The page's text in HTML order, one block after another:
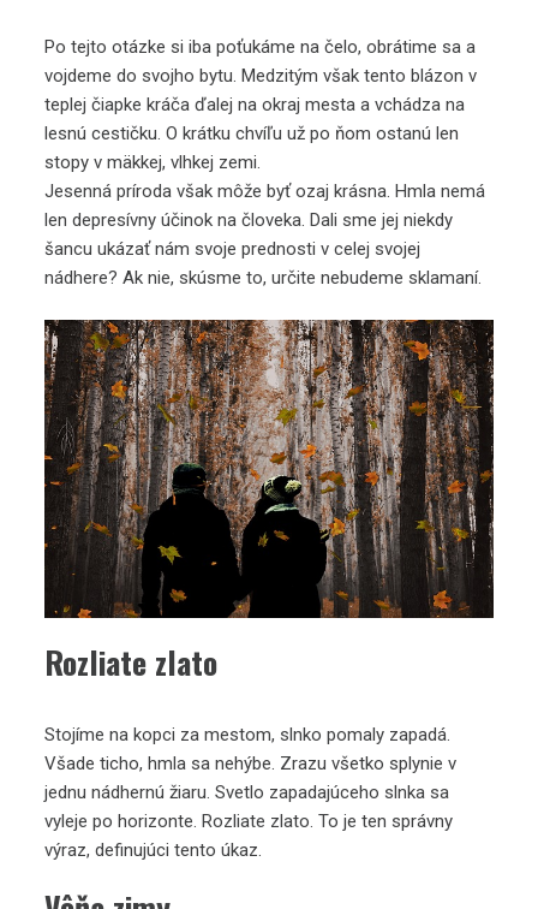
Po tejto otázke si iba poťukáme na čelo, obrátime sa a
vojdeme do svojho bytu. Medzitým však tento blázon v
teplej čiapke kráča ďalej na okraj mesta a vchádza na
lesnú cestičku. O krátku chvíľu už po ňom ostanú len
stopy v mäkkej, vlhkej zemi.
Jesenná príroda však môže byť ozaj krásna. Hmla nemá
len depresívny účinok na človeka. Dali sme jej niekdy
šancu ukázať nám svoje prednosti v celej svojej
nádhere? Ak nie, skúsme to, určite nebudeme sklamaní.
Rozliate zlato
Stojíme na kopci za mestom, slnko pomaly zapadá.
Všade ticho, hmla sa nehýbe. Zrazu všetko splynie v
jednu nádhernú žiaru. Svetlo zapadajúceho slnka sa
vyleje po horizonte. Rozliate zlato. To je ten správny
výraz, definujúci tento úkaz.